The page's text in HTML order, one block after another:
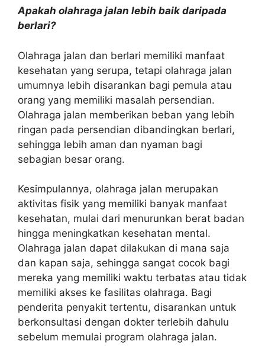
Apakah olahraga jalan lebih baik daripada
berlari?
Olahraga jalan dan berlari memiliki manfaat
kesehatan yang serupa, tetapi olahraga jalan
umumnya lebih disarankan bagi pemula atau
orang yang memiliki masalah persendian.
Olahraga jalan memberikan beban yang lebih
ringan pada persendian dibandingkan berlari,
sehingga lebih aman dan nyaman bagi
sebagian besar orang.
Kesimpulannya, olahraga jalan merupakan
aktivitas fisik yang memiliki banyak manfaat
kesehatan, mulai dari menurunkan berat badan
hingga meningkatkan kesehatan mental.
Olahraga jalan dapat dilakukan di mana saja
dan kapan saja, sehingga sangat cocok bagi
mereka yang memiliki waktu terbatas atau tidak
memiliki akses ke fasilitas olahraga. Bagi
penderita penyakit tertentu, disarankan untuk
berkonsultasi dengan dokter terlebih dahulu
sebelum memulai program olahraga jalan.